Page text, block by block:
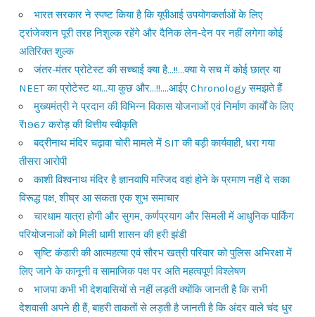
भारत सरकार ने स्पष्ट किया है कि यूपीआई उपयोगकर्ताओं के लिए
ट्रांजेक्शन पूरी तरह निशुल्क रहेंगे और दैनिक लेन-देन पर नहीं लगेगा कोई
अतिरिक्त शुल्क
जंतर-मंतर प्रोटेस्ट की सच्चाई क्या है…!!…क्या ये सच में कोई छात्र या
NEET का प्रोटेस्ट था…या कुछ और…!!….आईए Chronology समझते हैं
मुख्यमंत्री ने प्रदान की विभिन्न विकास योजनाओं एवं निर्माण कार्यों के लिए
₹1967 करोड़ की वित्तीय स्वीकृति
बद्रीनाथ मंदिर चढ़ावा चोरी मामले में SIT की बड़ी कार्यवाही, धरा गया
तीसरा आरोपी
काशी विश्वनाथ मंदिर है ज्ञानवापि मस्जिद वहां होने के प्रमाण नहीं दे सका
विरूद्ध पक्ष, शीघ्र आ सकता एक शुभ समाचार
चारधाम यात्रा होगी और सुगम, कर्णप्रयाग और सिमली में आधुनिक पार्किंग
परियोजनाओं को मिली धामी शासन की हरी झंडी
सृष्टि कंडारी की आत्महत्या एवं सौरभ खत्री परिवार को पुलिस अभिरक्षा में
लिए जाने के कानूनी व सामाजिक पक्ष पर अति महत्वपूर्ण विश्लेषण
भाजपा कभी भी देशवासियों से नहीं लड़ती क्योंकि जानती है कि सभी
देशवासी अपने ही हैं, बाहरी ताकतों से लड़ती है जानती है कि अंदर वाले चंद धुर